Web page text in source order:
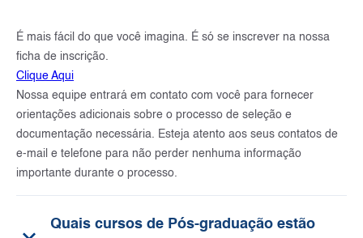
É mais fácil do que você imagina. É só se inscrever na nossa
ficha de inscrição.
Clique Aqui
Nossa equipe entrará em contato com você para fornecer
orientações adicionais sobre o processo de seleção e
documentação necessária. Esteja atento aos seus contatos de
e-mail e telefone para não perder nenhuma informação
importante durante o processo.
Quais cursos de Pós-graduação estão